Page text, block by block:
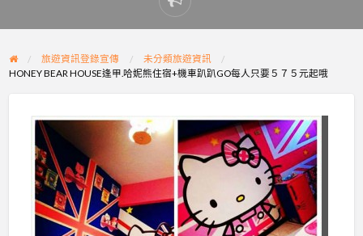
Report
problem
旅遊資訊登錄宣傳
未分類旅遊資訊
HONEY BEAR HOUSE逢甲.哈妮熊住宿+機車趴趴GO每人只要５７５元起哦